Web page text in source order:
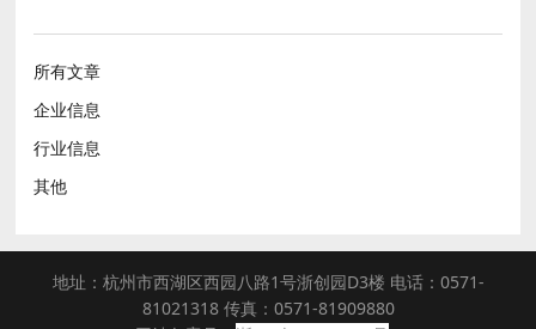
所有文章
企业信息
行业信息
其他
地址：杭州市西湖区西园八路1号浙创园D3楼 电话：0571-
81021318 传真：0571-81909880